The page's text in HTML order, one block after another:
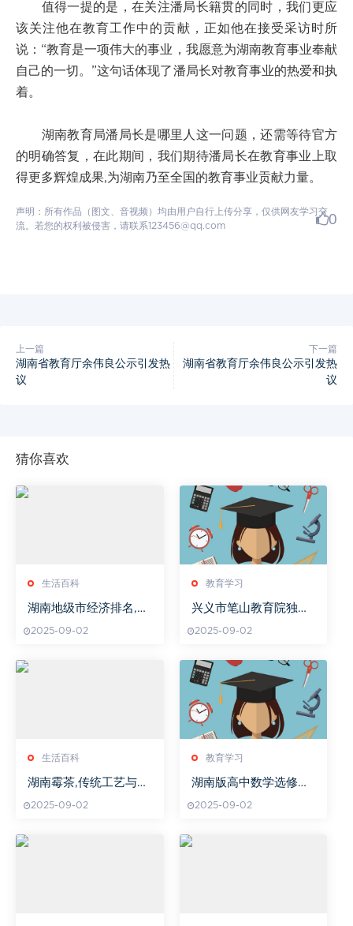
值得一提的是，在关注潘局长籍贯的同时，我们更应
该关注他在教育工作中的贡献，正如他在接受采访时所
说：“教育是一项伟大的事业，我愿意为湖南教育事业奉献
自己的一切。”这句话体现了潘局长对教育事业的热爱和执
着。
湖南教育局潘局长是哪里人这一问题，还需等待官方
的明确答复，在此期间，我们期待潘局长在教育事业上取
得更多辉煌成果,为湖南乃至全国的教育事业贡献力量。
声明：所有作品（图文、音视频）均由用户自行上传分享，仅供网友学习交
流。若您的权利被侵害，请联系123456@qq.com
0
上一篇
湖南省教育厅余伟良公示引发热
议
下一篇
湖南省教育厅余伟良公示引发热
议
猜你喜欢
生活百科
湖南地级市经济排名,发
2025-09-02
教育学习
兴义市笔山教育院独特
2025-09-02
生活百科
湖南霉茶,传统工艺与现
解析
2025-09-02
教育学习
湖南版高中数学选修三
2025-09-02